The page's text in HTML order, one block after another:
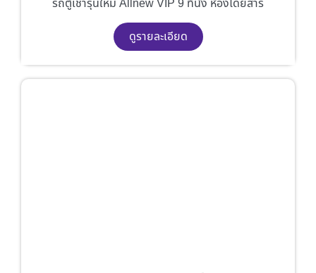
รถตู้เช่ารุ่นใหม่ Allnew VIP 9 ที่นั่ง ห้องโดยสาร
ดูรายละเอียด